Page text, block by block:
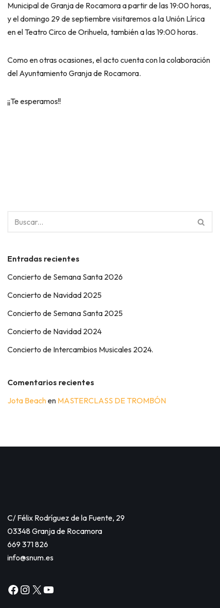
Municipal de Granja de Rocamora a partir de las 19:00 horas,
y el domingo 29 de septiembre visitaremos a la Unión Lírica
en el Teatro Circo de Orihuela, también a las 19:00 horas.
Como en otras ocasiones, el acto cuenta con la colaboración
del Ayuntamiento Granja de Rocamora.
¡¡Te esperamos!!
Entradas recientes
Concierto de Semana Santa 2026
Concierto de Navidad 2025
Concierto de Semana Santa 2025
Concierto de Navidad 2024
Concierto de Intercambios Musicales 2024.
Comentarios recientes
Jota Beachen MASTERCLASS DE TROMBÓN
C/ Félix Rodríguez de la Fuente, 29
03348 Granja de Rocamora
669 371 826
info@snum.es